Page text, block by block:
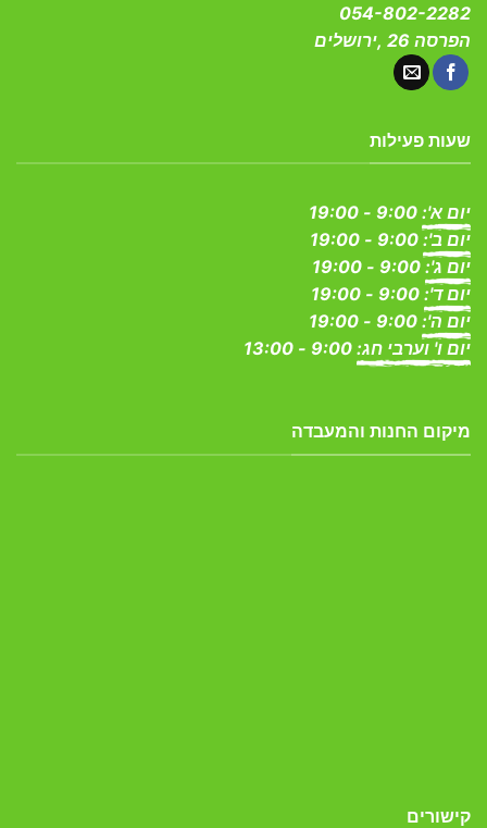
054-802-2282
הפרסה 26 ,ירושלים
שעות פעילות
יום א':
יום ב':
יום ג':
יום ד':
יום ה':
יום ו' וערבי חג:
מיקום החנות והמעבדה
קישורים